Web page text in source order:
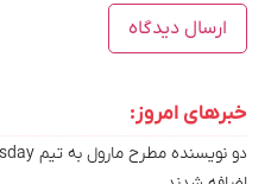
خبرهای امروز: